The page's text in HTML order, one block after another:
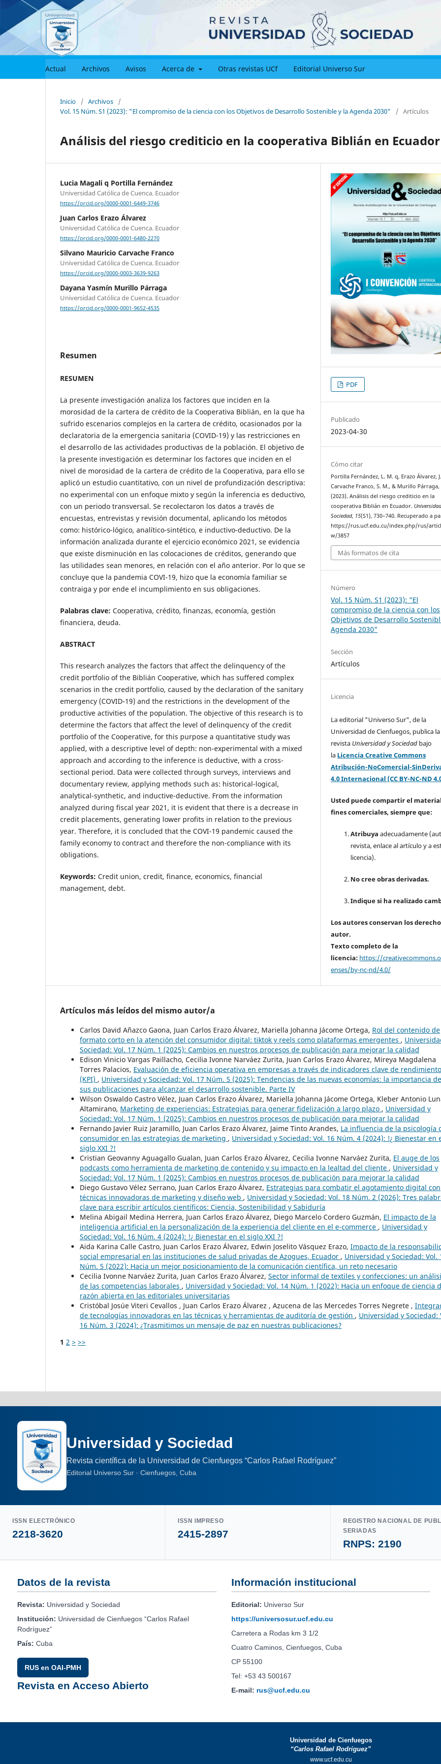
Actual Archivos Avisos Acerca de Otras revistas UCf Editorial Universo Sur
Inicio / Archivos
/
Vol. 15 Núm. S1 (2023): "El compromiso de la ciencia con los Objetivos de Desarrollo Sostenible y la Agenda 2030"
/ Artículos
Análisis del riesgo crediticio en la cooperativa Biblián en Ecuador
Lucia Magali q Portilla Fernández
Universidad Católica de Cuenca. Ecuador
https://orcid.org/0000-0001-6449-3746
Juan Carlos Erazo Álvarez
Universidad Católica de Cuenca. Ecuador
https://orcid.org/0000-0001-6480-2270
Silvano Mauricio Carvache Franco
Universidad Católica de Cuenca. Ecuador
https://orcid.org/0000-0003-3639-9263
Dayana Yasmín Murillo Párraga
Universidad Católica de Cuenca. Ecuador
https://orcid.org/0000-0001-9652-4535
Resumen
RESUMEN
La presente investigación analiza los factores que inciden en la
morosidad de la cartera de crédito de la Cooperativa Biblián, en la que ha
sufrido escenarios complejos en la cartera de crédito, ocasionados por la
declaratoria de la emergencia sanitaria (COVID-19) y las restricciones en
el desarrollo de las actividades productivas de la población. El objetivo de
la presente investigación es determinar los factores que inciden en el
nivel de morosidad de la cartera de crédito de la Cooperativa, para ello se
aplicó un estudio cuantitativo, con un nivel de profundización descriptiva:
no experimental con un enfoque mixto y según la inferencia es deductivo,
con un periodo transversal. Se recolectaron los datos a través de
encuestas, entrevistas y revisión documental, aplicando los métodos
como: histórico-lógico, analítico-sintético, e inductivo-deductivo. De la
información analizada durante el ejercicio económico 2021, se evidencia
que existe disminución en las colocaciones de créditos, generando que
las utilidades sean menores, en relación con el año anterior. Por lo que se
concluye que la pandemia COVI-19, hizo que la economía familiar se
contraiga y por ende el incumplimiento en sus obligaciones.
Palabras clave: Cooperativa, crédito, finanzas, economía, gestión
financiera, deuda.
ABSTRACT
This research analyzes the factors that affect the delinquency of the
credit portfolio of the Biblián Cooperative, which has suffered complex
scenarios in the credit portfolio, caused by the declaration of the sanitary
emergency (COVID-19) and the restrictions in the development of the
productive activities of the population. The objective of this research is to
determine the factors that affect the level of delinquency of the credit
portfolio of the Cooperative, for this purpose a quantitative study was
applied, with a descriptive level of depth: non-experimental with a mixed
approach and according to the inference is deductive, with a cross-
sectional period. Data were collected through surveys, interviews and
documentary review, applying methods such as: historical-logical,
analytical-synthetic, and inductive-deductive. From the information
analyzed during fiscal year 2021, it is evident that there is a decrease in
credit placements, generating lower profits in relation to the previous
year. Therefore, it is concluded that the COVI-19 pandemic caused the
family economy to contract and therefore the non-compliance with its
obligations.
Keywords: Credit union, credit, finance, economics, financial
management, debt.
PDF
Publicado
2023-04-30
Cómo citar
Portilla Fernández, L. M. q, Erazo Álvarez,
Carvache Franco, S. M., & Murillo Párraga,
(2023). Análisis del riesgo crediticio en la
cooperativa Biblián en Ecuador.
Sociedad, 15(S1), 730–740. Recuperado a
https://rus.ucf.edu.cu/index.php/rus/
w/3857
Más formatos de cita
Número
Vol. 15 Núm. S1 (2023): "El
compromiso de la ciencia con los
Objetivos de Desarrollo
Agenda 2030"
Sección
Artículos
Licencia
La editorial "Universo Sur", de la
Universidad de Cienfuegos, publica la
revista Universidad y Sociedad bajo
la Licencia Creative Commons
Atribución-NoComercial-
4.0 Internacional (CC BY-NC-ND
Usted puede compartir el
fines comerciales, siempre que:
Atribuya adecuadamente
revista, enlace al artículo y a
licencia).
No cree obras derivadas.
Indique si ha realizado
Los autores conservan los
autor.
Texto completo de la
licencia: https://
enses/by-nc-nd/4.0/
Artículos más leídos del mismo autor/a
Carlos David Añazco Gaona, Juan Carlos Erazo Álvarez, Mariella Johanna Jácome Ortega, Rol del contenido de
formato corto en la atención del consumidor digital: tiktok y reels como plataformas emergentes ,
Sociedad: Vol. 17 Núm. 1 (2025): Cambios en nuestros procesos de publicación para mejorar la calidad
Edison Vinicio Vargas Paillacho, Cecilia Ivonne Narváez Zurita, Juan Carlos Erazo Álvarez, Mireya Magdalena
Torres Palacios, Evaluación de eficiencia operativa en empresas a través de indicadores clave de rendimiento
(KPI) , Universidad y Sociedad: Vol. 17 Núm. 5 (2025): Tendencias de las nuevas economías: la importancia de
sus publicaciones para alcanzar el desarrollo sostenible. Parte IV
Wilson Oswaldo Castro Vélez, Juan Carlos Erazo Álvarez, Mariella Johanna Jácome Ortega, Kleber Antonio
Altamirano, Marketing de experiencias: Estrategias para generar fidelización a largo plazo , Universidad y
Sociedad: Vol. 17 Núm. 1 (2025): Cambios en nuestros procesos de publicación para mejorar la calidad
Fernando Javier Ruiz Jaramillo, Juan Carlos Erazo Álvarez, Jaime Tinto Arandes, La influencia de la psicología
consumidor en las estrategias de marketing , Universidad y Sociedad: Vol. 16 Núm. 4 (2024): !¿ Bienestar en
siglo XXI ?!
Cristian Geovanny Aguagallo Gualan, Juan Carlos Erazo Álvarez, Cecilia Ivonne Narváez Zurita, El auge de los
podcasts como herramienta de marketing de contenido y su impacto en la lealtad del cliente , Universidad y
Sociedad: Vol. 17 Núm. 1 (2025): Cambios en nuestros procesos de publicación para mejorar la calidad
Diego Gustavo Vélez Serrano, Juan Carlos Erazo Álvarez, Estrategias para combatir el agotamiento digital con
técnicas innovadoras de marketing y diseño web , Universidad y Sociedad: Vol. 18 Núm. 2 (2026): Tres
clave para escribir artículos científicos: Ciencia, Sostenibilidad y Sabiduría
Melina Abigail Medina Herrera, Juan Carlos Erazo Álvarez, Diego Marcelo Cordero Guzmán, El impacto de la
inteligencia artificial en la personalización de la experiencia del cliente en el e-commerce , Universidad y
Sociedad: Vol. 16 Núm. 4 (2024): !¿ Bienestar en el siglo XXI ?!
Aida Karina Calle Castro, Juan Carlos Erazo Álvarez, Edwin Joselito Vásquez Erazo, Impacto de la
social empresarial en las instituciones de salud privadas de Azogues, Ecuador , Universidad y Sociedad: Vol.
Núm. 5 (2022): Hacia un mejor posicionamiento de la comunicación científica, un reto necesario
Cecilia Ivonne Narváez Zurita, Juan Carlos Erazo Álvarez, Sector informal de textiles y confecciones: un
de las competencias laborales , Universidad y Sociedad: Vol. 14 Núm. 1 (2022): Hacia un enfoque de ciencia
razón abierta en las editoriales universitarias
Cristóbal Josúe Viteri Cevallos , Juan Carlos Erazo Álvarez , Azucena de las Mercedes Torres Negrete ,
de tecnologías innovadoras en las técnicas y herramientas de auditoría de gestión , Universidad y Sociedad:
16 Núm. 3 (2024): ¿Trasmitimos un mensaje de paz en nuestras publicaciones?
1 2 > >>
Universidad y Sociedad
Revista científica de la Universidad de Cienfuegos “Carlos Rafael Rodríguez”
Editorial Universo Sur · Cienfuegos, Cuba
ISSN ELECTRÓNICO
2218-3620
ISSN IMPRESO
2415-2897
REGISTRO NACIONAL DE
SERIADAS
RNPS: 2190
Datos de la revista
Revista: Universidad y Sociedad
Institución: Universidad de Cienfuegos “Carlos Rafael
Rodríguez”
País: Cuba
RUS en OAI-PMH
Revista en Acceso Abierto
Información institucional
Editorial: Universo Sur
https://universosur.ucf.edu.cu
Carretera a Rodas km 3 1/2
Cuatro Caminos, Cienfuegos, Cuba
CP 55100
Tel: +53 43 500167
E-mail: rus@ucf.edu.cu
Universidad de Cienfuegos
“Carlos Rafael Rodríguez”
www.ucf.edu.cu